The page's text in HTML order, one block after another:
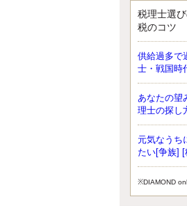
と思いましたが
後のブロガーに
更新:2017年5月1日(
サクセス会
サクセス税
ログ
平成２７年１月
より、相続税の
が課税されない
小されたため、
更新:2017年5月1日(
税理士選
税のコツ
供給過多で
士・戦国時
あなたの望
理士の探し
元気なうち
たい[争族]
※DIAMOND